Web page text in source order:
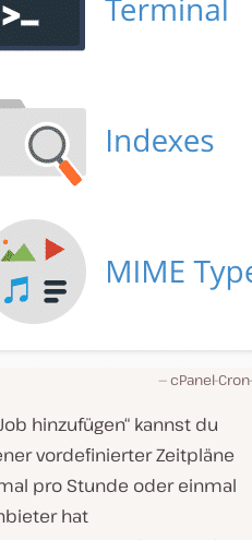
cPanel-
hinzufügen“ kannst du
vordefinierter Zeitpläne
pro Stunde oder einmal
hat